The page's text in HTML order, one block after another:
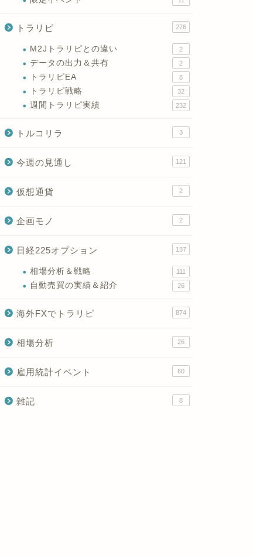
トラリピ 276
M2Jトラリピとの違い 2
データの出力＆共有 2
トラリピEA 8
トラリピ戦略 32
週間トラリピ実績 232
トルコリラ 3
今週の見通し 121
仮想通貨 2
企画モノ 2
日経225オプション 137
相場分析＆戦略 111
自動売買の実績＆紹介 26
海外FXでトラリピ 874
相場分析 26
雇用統計イベント 60
雑記 8